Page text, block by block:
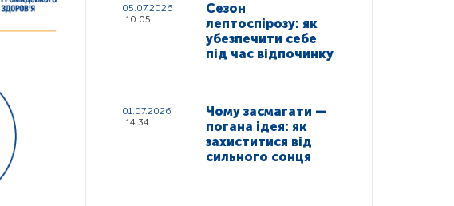
05.07.2026
10:05
Сезон
лептоспірозу: як
убезпечити себе
під час відпочинку
01.07.2026
14:34
Чому засмагати —
погана ідея: як
захиститися від
сильного сонця